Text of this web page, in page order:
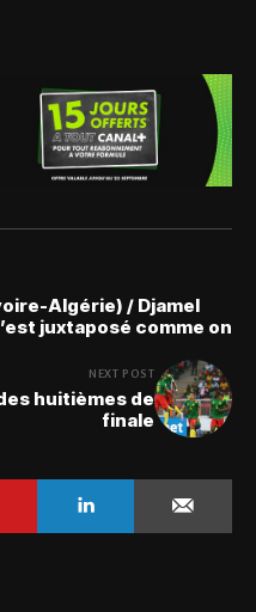
Algérie) / Djamel
juxtaposé comme on
NEXT POST
huitièmes de
finale